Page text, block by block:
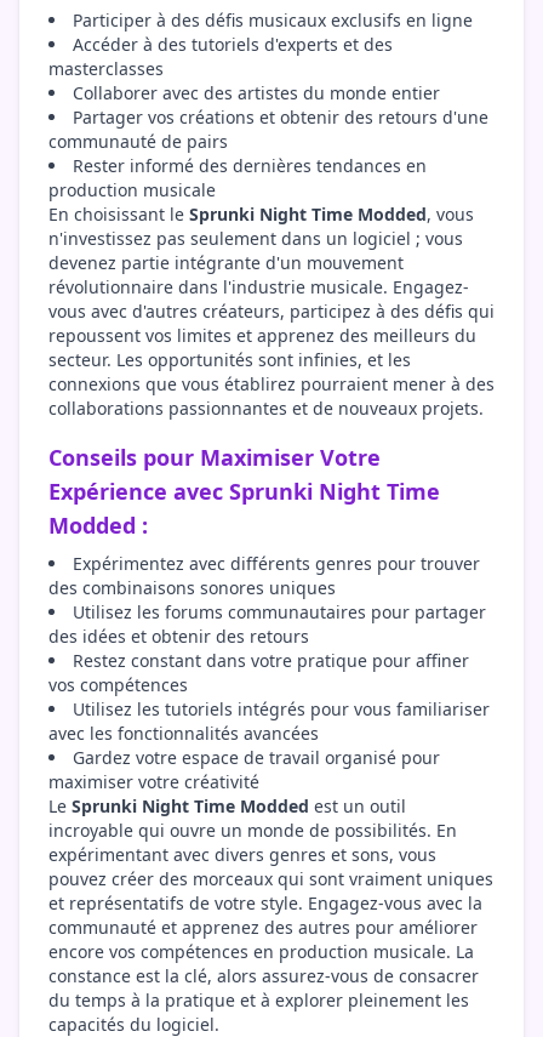
Participer à des défis musicaux exclusifs en ligne
Accéder à des tutoriels d'experts et des
masterclasses
Collaborer avec des artistes du monde entier
Partager vos créations et obtenir des retours d'une
communauté de pairs
Rester informé des dernières tendances en
production musicale
En choisissant le Sprunki Night Time Modded, vous
n'investissez pas seulement dans un logiciel ; vous
devenez partie intégrante d'un mouvement
révolutionnaire dans l'industrie musicale. Engagez-
vous avec d'autres créateurs, participez à des défis qui
repoussent vos limites et apprenez des meilleurs du
secteur. Les opportunités sont infinies, et les
connexions que vous établirez pourraient mener à des
collaborations passionnantes et de nouveaux projets.
Conseils pour Maximiser Votre
Expérience avec Sprunki Night Time
Modded :
Expérimentez avec différents genres pour trouver
des combinaisons sonores uniques
Utilisez les forums communautaires pour partager
des idées et obtenir des retours
Restez constant dans votre pratique pour affiner
vos compétences
Utilisez les tutoriels intégrés pour vous familiariser
avec les fonctionnalités avancées
Gardez votre espace de travail organisé pour
maximiser votre créativité
Le Sprunki Night Time Modded est un outil
incroyable qui ouvre un monde de possibilités. En
expérimentant avec divers genres et sons, vous
pouvez créer des morceaux qui sont vraiment uniques
et représentatifs de votre style. Engagez-vous avec la
communauté et apprenez des autres pour améliorer
encore vos compétences en production musicale. La
constance est la clé, alors assurez-vous de consacrer
du temps à la pratique et à explorer pleinement les
capacités du logiciel.